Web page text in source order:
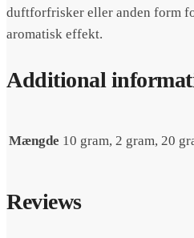
duftforfrisker eller anden form
aromatisk effekt.
Additional
Mængde 10 gram, 2 gram, 20
Reviews